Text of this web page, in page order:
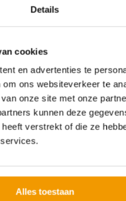
Details
cookies
en advertenties te
ons websiteverkeer te
onze site met onze
kunnen deze
verstrekt of die ze
Alles toestaan